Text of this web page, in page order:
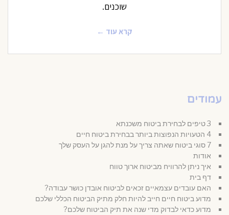
שוכנים.
קרא עוד ←
עמודים
3 טיפים לבחירת ביטוח משכנתא
4 הטעויות הנפוצות ביותר בבחירת ביטוח חיים
7 סוגי ביטוח שאתה צריך על מנת להגן על העסק שלך
אודות
איך ניתן להרוויח מביטוח ארוך טווח
דף בית
האם עובדים עצמאיים זכאים לביטוח אובדן כושר עבודה?
מדוע ביטוח חיים חייב להיות חלק מתיק הביטוח הכללי שלכם
מדוע כדאי לבדוק מדי שנה את תיק הביטוח שלכם?